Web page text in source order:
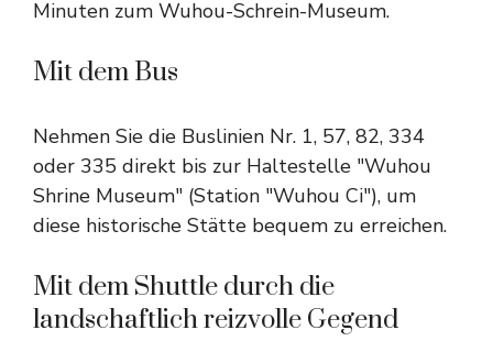
Minuten zum Wuhou-Schrein-Museum.
Mit dem Bus
Nehmen Sie die Buslinien Nr. 1, 57, 82, 334
oder 335 direkt bis zur Haltestelle "Wuhou
Shrine Museum" (Station "Wuhou Ci"), um
diese historische Stätte bequem zu erreichen.
Mit dem Shuttle durch die
landschaftlich reizvolle Gegend